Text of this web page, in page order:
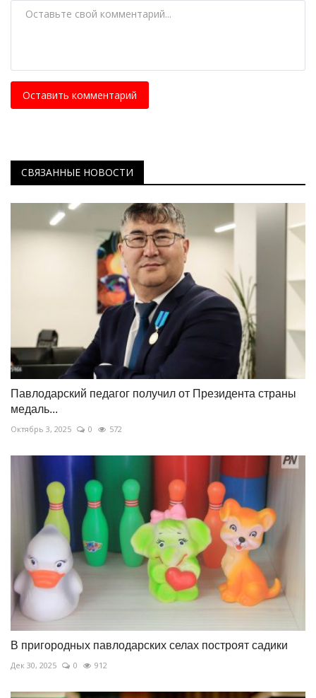
Оставить комментарий
СВЯЗАННЫЕ НОВОСТИ
Павлодарский педагог получил от Президента страны
медаль...
Октябрь 3, 2025 0 572
В пригородных павлодарских селах построят садики
Дек 30, 2025 0 912